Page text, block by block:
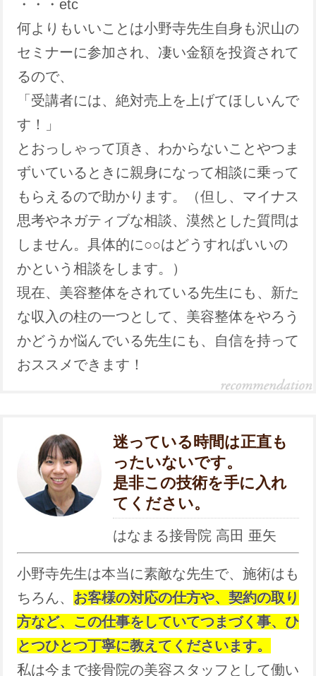
・・・etc
何よりもいいことは小野寺先生自身も沢山の
セミナーに参加され、凄い金額を投資されて
るので、
「受講者には、絶対売上を上げてほしいんで
す！」
とおっしゃって頂き、わからないことやつま
ずいているときに親身になって相談に乗って
もらえるので助かります。（但し、マイナス
思考やネガティブな相談、漠然とした質問は
しません。具体的に○○はどうすればいいの
かという相談をします。）
現在、美容整体をされている先生にも、新た
な収入の柱の一つとして、美容整体をやろう
かどうか悩んでいる先生にも、自信を持って
おススメできます！
迷っている時間は正直も
ったいないです。
是非この技術を手に入れ
てください。
はなまる接骨院 高田 亜矢
小野寺先生は本当に素敵な先生で、施術はも
ちろん、 お客様の対応の仕方や、契約の取り
方など、この仕事をしていてつまづく事、ひ
とつひとつ丁寧に教えてくださいます。
私は今まで接骨院の美容スタッフとして働い